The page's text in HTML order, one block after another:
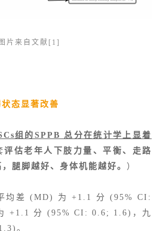
图片来自文献[1]
态显著改善
组的SPPB 总分在统计学上显着
评估老年人下肢力量、平衡、走路
腿脚越好、身体机能越好。 ）
均差 (MD) 为 +1.1 分 (95% CI:
+1.1 分 (95% CI: 0.6; 1.6)，九
。